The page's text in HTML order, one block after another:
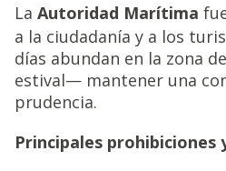
La Autoridad Marítima
a la ciudadanía y a los
días abundan en la zona
estival— mantener una
prudencia.
Principales prohibiciones